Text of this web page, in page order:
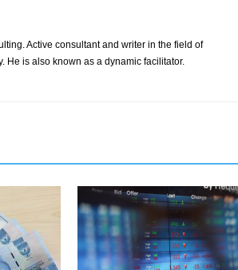
Active consultant and writer in the field of
He is also known as a dynamic facilitator.